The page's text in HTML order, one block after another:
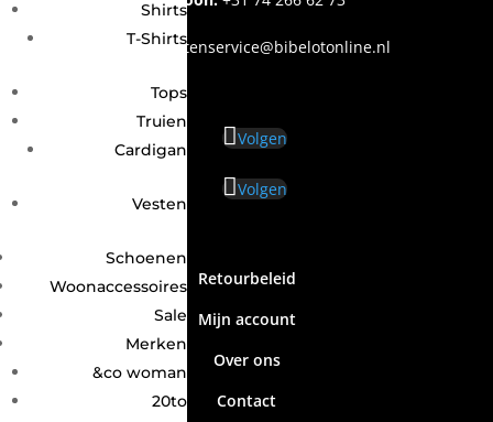
Shirts
T-Shirts
Tops
Truien
Cardigan
Vesten
Schoenen
Woonaccessoires
Sale
Merken
&co woman
20to
Email:klantenservice@bibelotonline.nl
Volgen
Volgen
Retourbeleid
Mijn account
Over ons
Contact